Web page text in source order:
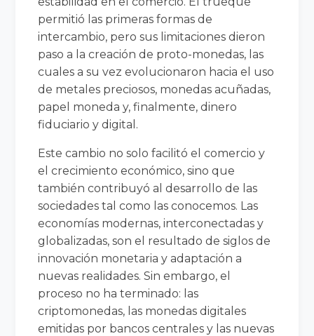
permitió las primeras formas de
intercambio, pero sus limitaciones dieron
paso a la creación de proto-monedas, las
cuales a su vez evolucionaron hacia el uso
de metales preciosos, monedas acuñadas,
papel moneda y, finalmente, dinero
fiduciario y digital.
Este cambio no solo facilitó el comercio y
el crecimiento económico, sino que
también contribuyó al desarrollo de las
sociedades tal como las conocemos. Las
economías modernas, interconectadas y
globalizadas, son el resultado de siglos de
innovación monetaria y adaptación a
nuevas realidades. Sin embargo, el
proceso no ha terminado: las
criptomonedas, las monedas digitales
emitidas por bancos centrales y las nuevas